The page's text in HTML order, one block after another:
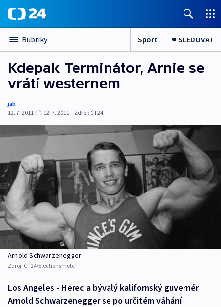
Rubriky Sport SLEDOVAT
Kdepak Terminátor, Arnie se
vrátí westernem
jab
12. 7. 2011
12. 7. 2011 | Zdroj: ČT24
Arnold Schwarzenegger
Zdroj: ČT24/Electionsmeter
Los Angeles - Herec a bývalý kalifornský guvernér
Arnold Schwarzenegger se po určitém váhání